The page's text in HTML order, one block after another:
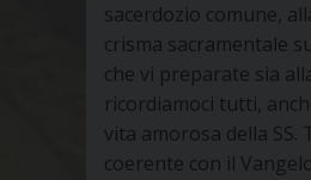
sacerdozio comune,
crisma sacramentale
che vi preparate sia
ricordiamoci tutti,
vita amorosa della
coerente con il